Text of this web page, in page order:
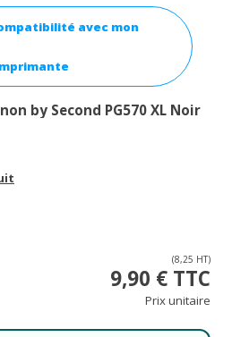
avec mon
by Second PG570 XL Noir
(8,25 HT)
9,90 € TTC
Prix unitaire